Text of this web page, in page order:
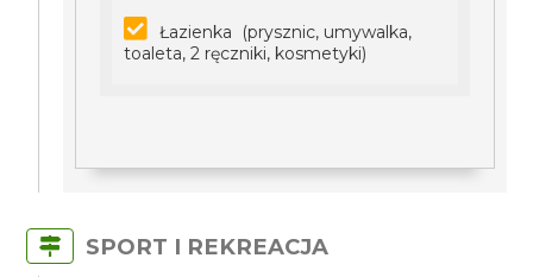
Łazienka (prysznic, umywalka,
toaleta, 2 ręczniki, kosmetyki)
SPORT I REKREACJA